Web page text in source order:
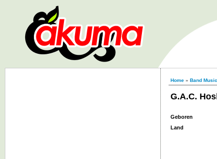
Home » Band Music
G.A.C.
Geboren
Land